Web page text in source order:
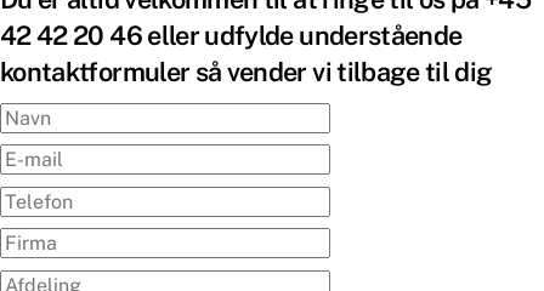
42 42 20 46 eller udfylde understående
kontaktformuler så vender vi tilbage til dig